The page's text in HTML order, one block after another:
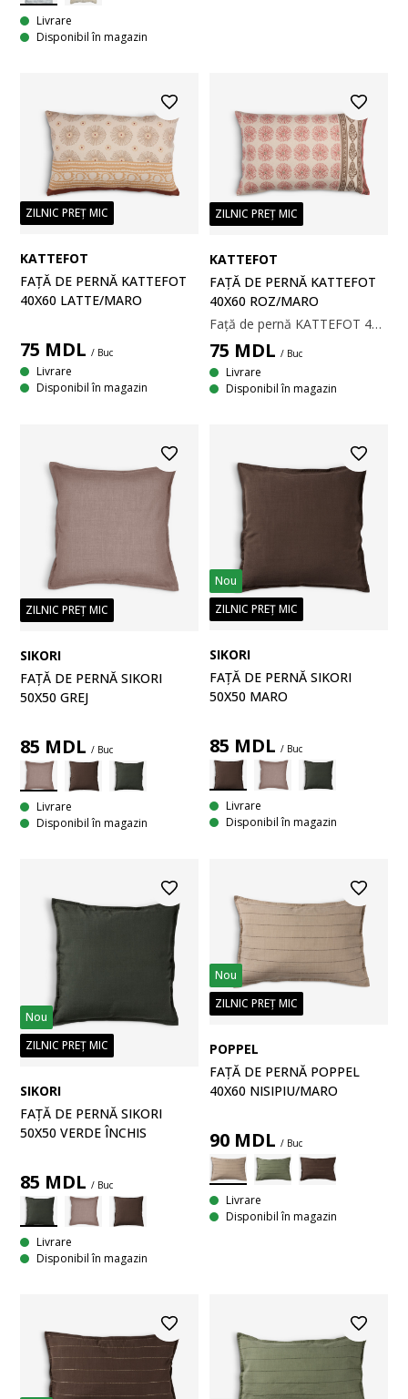
Livrare
Disponibil în magazin
ZILNIC PREȚ MIC
KATTEFOT
FAȚĂ DE PERNĂ KATTEFOT
40X60 LATTE/MARO
75 MDL / Buc
Livrare
Disponibil în magazin
ZILNIC PREȚ MIC
KATTEFOT
FAȚĂ DE PERNĂ KATTEFOT
40X60 ROZ/MARO
Față de pernă KATTEFOT 40x60 roz/maro
75 MDL / Buc
Livrare
Disponibil în magazin
ZILNIC PREȚ MIC
SIKORI
FAȚĂ DE PERNĂ SIKORI
50X50 GREJ
85 MDL / Buc
Livrare
Disponibil în magazin
Nou
ZILNIC PREȚ MIC
SIKORI
FAȚĂ DE PERNĂ SIKORI
50X50 MARO
85 MDL / Buc
Livrare
Disponibil în magazin
Nou
ZILNIC PREȚ MIC
SIKORI
FAȚĂ DE PERNĂ SIKORI
50X50 VERDE ÎNCHIS
85 MDL / Buc
Livrare
Disponibil în magazin
Nou
ZILNIC PREȚ MIC
POPPEL
FAȚĂ DE PERNĂ POPPEL
40X60 NISIPIU/MARO
90 MDL / Buc
Livrare
Disponibil în magazin